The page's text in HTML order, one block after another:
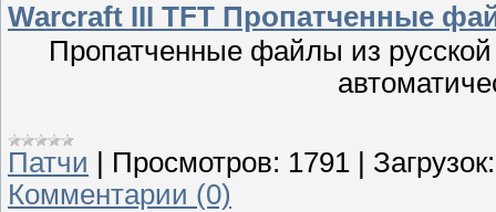
Warcraft III TFT Пропатченные
Пропатченные файлы из
Патчи Просмотров: 1791
Загрузок:
Комментарии (0)